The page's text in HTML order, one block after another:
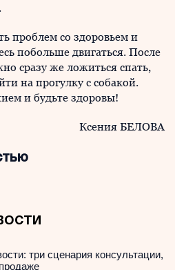
проблем со здоровьем и
побольше двигаться. После
сразу же ложиться спать,
на прогулку с собакой.
и будьте здоровы!
Ксения БЕЛОВА
три сценария консультации,